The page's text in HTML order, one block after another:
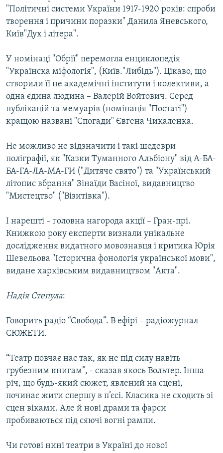
"Політичні системи України 1917-1920 років: спроби
творення і причини поразки" Данила Яневського,
Київ"Дух і літера".
У номінаці "Обрії" перемогла енциклопедія
"Українска міфологія", (Київ."Либідь"). Цікаво, що
створили її не академічні інститути і колективи, а
одна єдина людина – Валерій Войтович. Серед
публікацій та мемуарів (номінація "Постаті")
кращою названі "Спогади" Євгена Чикаленка.
Не можливо не відзначити і такі шедеври
поліграфії, як "Казки Туманного Альбіону" від А-БА-
БА-ГА-ЛА-МА-ГИ ("Дитяче свято") та "Український
літопис вбрання" Зінаїди Васіної, видавництво
"Мистецтво" ("Візитівка").
І нарешті – головна нагорода акції – Гран-прі.
Книжкою року експерти визнали унікальне
дослідження видатного мовознавця і критика Юрія
Шевельова "Історична фонологія української мови",
видане харківським видавництвом "Акта".
Надія Степула:
Говорить радіо “Свобода”. В ефірі – радіожурнал
СЮЖЕТИ.
“Театр повчає нас так, як не під силу навіть
грубезним книгам”, - сказав якось Вольтер. Інша
річ, що будь-який сюжет, явлений на сцені,
починає жити спершу в п’єсі. Класика не сходить зі
сцен віками. Але й нові драми та фарси
пробиваються під сяючі вогні рампи.
Чи готові нині театри в Україні до нової